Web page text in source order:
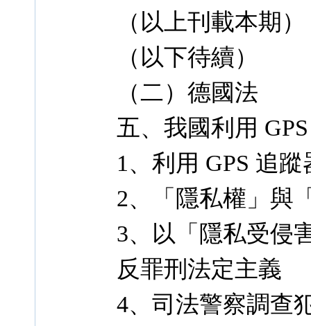
（以上刊載本期）
（以下待續）
（二）德國法
五、我國利用
1、利用 GPS 追
2、「隱私權」與
3、以「隱私受侵
反罪刑法定主義
4、司法警察調查